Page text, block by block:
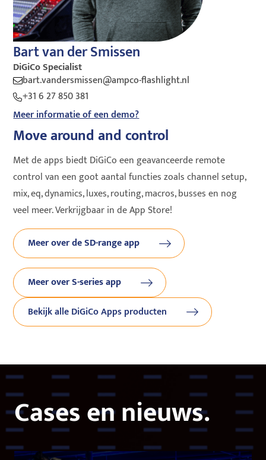
Bart van der Smissen
DiGiCo Specialist
bart.vandersmissen@ampco-flashlight.nl
+31 6 27 850 381
Meer informatie of een demo?
Move around and control
Met de apps biedt DiGiCo een geavanceerde remote
control van een goot aantal functies zoals channel setup,
mix, eq, dynamics, luxes, routing, macros, busses en nog
veel meer. Verkrijgbaar in de App Store!
Meer over de SD-range app
Meer over S-series app
Bekijk alle DiGiCo Apps producten
Cases en nieuws.